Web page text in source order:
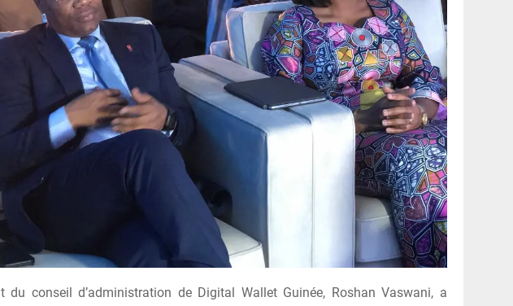
du conseil d’administration de Digital Wallet Guinée, Roshan Vaswani, a